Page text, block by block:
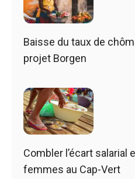
Baisse du taux de
projet Borgen
Combler l’écart salarial
femmes au Cap-Vert